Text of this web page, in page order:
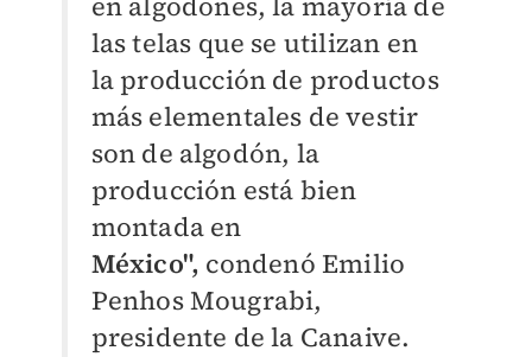
las telas que se utilizan en
la producción de productos
más elementales de vestir
son de algodón, la
producción está bien
montada en
México", condenó Emilio
Penhos Mougrabi,
presidente de la Canaive.